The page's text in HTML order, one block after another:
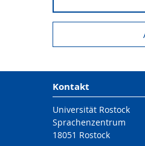
Kontakt
Universität Rostock
Sprachenzentrum
18051 Rostock